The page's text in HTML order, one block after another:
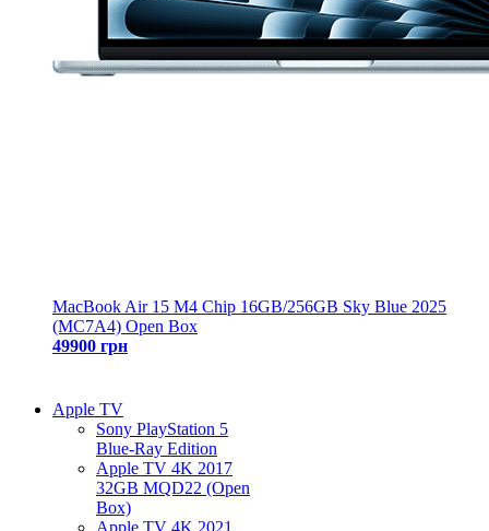
MacBook Air 15 M4 Chip 16GB/256GB Sky Blue 2025
(MC7A4) Open Box
49900 грн
Apple TV
Sony PlayStation 5
Blue-Ray Edition
Apple TV 4K 2017
32GB MQD22 (Open
Box)
Apple TV 4K 2021